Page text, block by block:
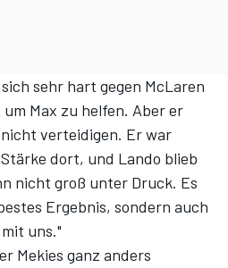
sehr hart gegen McLaren
Max zu helfen. Aber er
verteidigen. Er war
dort, und Lando blieb
nicht groß unter Druck. Es
Ergebnis, sondern auch
uns."
Mekies ganz anders